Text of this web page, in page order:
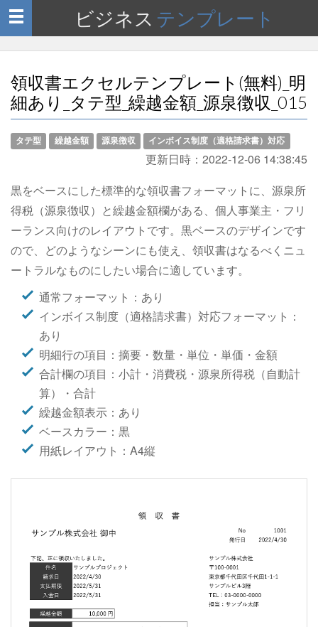
Toggle
navigation
ビジネス テンプレート
領収書エクセルテンプレート(無料)_明
細あり_タテ型_繰越金額_源泉徴収_015
タテ型 繰越金額 源泉徴収 インボイス制度（適格請求書）対応
更新日時： 2022-12-06 14:38:45
黒をベースにした標準的な領収書フォーマットに、源泉所
得税（源泉徴収）と繰越金額欄がある、個人事業主・フリ
ーランス向けのレイアウトです。黒ベースのデザインです
ので、どのようなシーンにも使え、領収書はなるべくニュ
ートラルなものにしたい場合に適しています。
通常フォーマット：あり
インボイス制度（適格請求書）対応フォーマット：
あり
明細行の項目：摘要・数量・単位・単価・金額
合計欄の項目：小計・消費税・源泉所得税（自動計
算）・合計
繰越金額表示：あり
ベースカラー：黒
用紙レイアウト：A4縦